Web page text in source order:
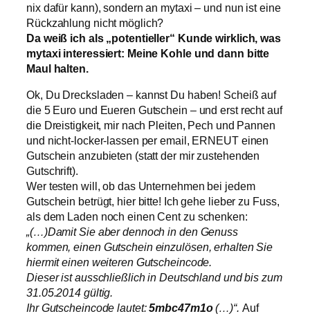
nix dafür kann), sondern an mytaxi – und nun ist eine
Rückzahlung nicht möglich?
Da weiß ich als „potentieller“ Kunde wirklich, was
mytaxi interessiert: Meine Kohle und dann bitte
Maul halten.
Ok, Du Drecksladen – kannst Du haben! Scheiß auf
die 5 Euro und Eueren Gutschein – und erst recht auf
die Dreistigkeit, mir nach Pleiten, Pech und Pannen
und nicht-locker-lassen per email, ERNEUT einen
Gutschein anzubieten (statt der mir zustehenden
Gutschrift).
Wer testen will, ob das Unternehmen bei jedem
Gutschein betrügt, hier bitte! Ich gehe lieber zu Fuss,
als dem Laden noch einen Cent zu schenken:
„(…)Damit Sie aber dennoch in den Genuss
kommen, einen Gutschein einzulösen, erhalten Sie
hiermit einen weiteren Gutscheincode.
Dieser ist ausschließlich in Deutschland und bis zum
31.05.2014 gültig.
Ihr Gutscheincode lautet:5mbc47m1o(…)“. Auf